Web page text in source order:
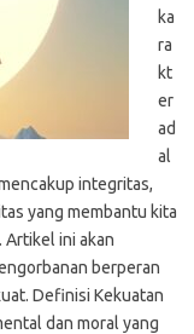
ka
ra
kt
er
ad
al
integritas,
yang membantu kita
Artikel ini akan
berperan
Definisi Kekuatan
dan moral yang